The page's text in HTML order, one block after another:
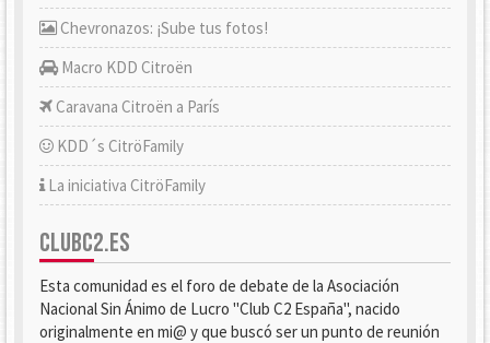
Chevronazos: ¡Sube tus fotos!
Macro KDD Citroën
Caravana Citroën a París
KDD´s CitröFamily
La iniciativa CitröFamily
CLUBC2.ES
Esta comunidad es el foro de debate de la Asociación
Nacional Sin Ánimo de Lucro "Club C2 España", nacido
originalmente en mi@ y que buscó ser un punto de reunión